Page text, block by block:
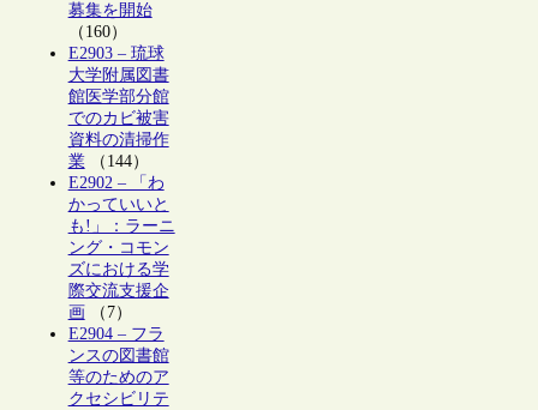
募集を開始
（160）
E2903 – 琉球
大学附属図書
館医学部分館
でのカビ被害
資料の清掃作
業（144）
E2902 – 「わ
かっていいと
も!」：ラーニ
ング・コモン
ズにおける学
際交流支援企
画 （7）
E2904 – フラ
ンスの図書館
等のためのア
クセシビリテ